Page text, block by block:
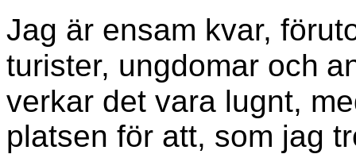
Jag är ensam kvar,
turister, ungdomar och
verkar det vara lugnt,
platsen för att, som jag